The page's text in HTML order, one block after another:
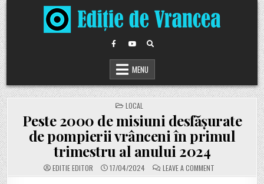
Skip
to
content
MENU
POSTED
IN
LOCAL
Peste 2000 de misiuni desfășurate
de pompierii vrânceni în primul
trimestru al anului 2024
EDITIE EDITOR 17/04/2024 LEAVE A COMMENT
PESTE